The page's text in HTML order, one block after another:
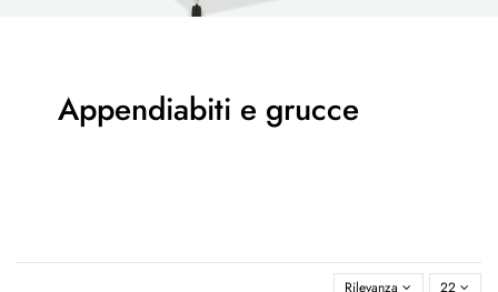
Appendiabiti e grucce
Rilevanza 22